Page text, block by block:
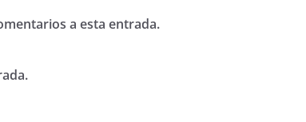
a esta entrada.